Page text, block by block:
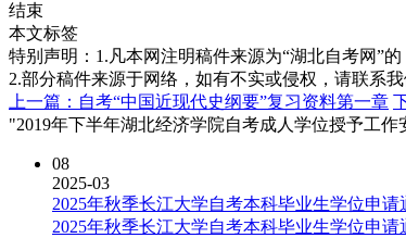
结束
本文标签
特别声明：1.凡本网注明稿件来源为“湖北自考网”
2.部分稿件来源于网络，如有不实或侵权，请联系
上一篇：自考“中国近现代史纲要”复习资料第一章
"2019年下半年湖北经济学院自考成人学位授予工
08
2025-03
2025年秋季长江大学自考本科毕业生学位申请
2025年秋季长江大学自考本科毕业生学位申请